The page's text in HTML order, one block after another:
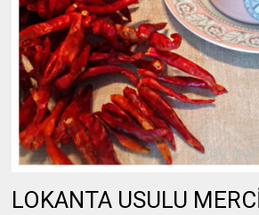
LOKANTA USULU